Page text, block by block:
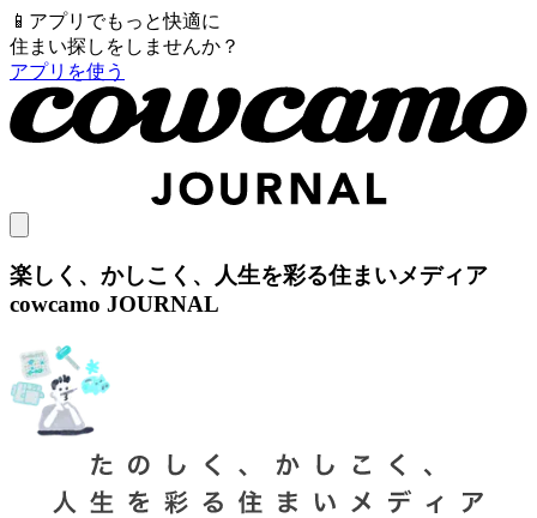
📱 アプリでもっと快適に
住まい探しをしませんか？
アプリを使う
楽しく、かしこく、人生を彩る住まいメディア
cowcamo JOURNAL